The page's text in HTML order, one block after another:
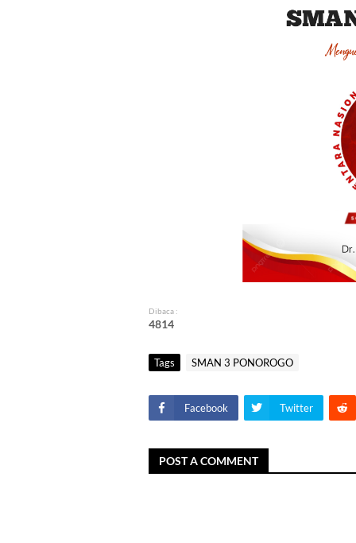
Dibaca :
4814
Tags SMAN 3 PONOROGO
Facebook Twitter
POST A COMMENT